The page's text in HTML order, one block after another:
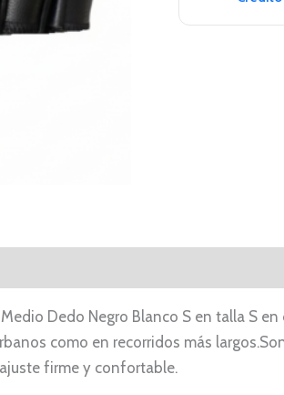
Dedo Negro Blanco S en talla S
como en recorridos más
firme y confortable.